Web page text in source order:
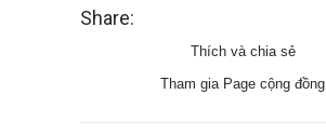
Share:
Thích và chia sẻ
Tham gia Page cộng đồng